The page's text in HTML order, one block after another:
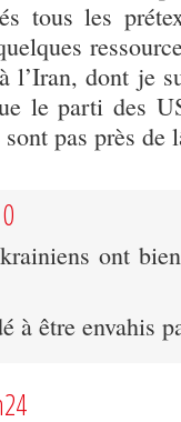
tous les
l’Iran, dont je
le parti des
pas près de
ont
à être envahis